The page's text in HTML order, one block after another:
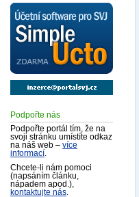
Podpořte nás
Podpořte portál tím, že na
svoji stránku umístíte odkaz
na náš web – více
informací
Chcete-li nám pomoci
(napsáním článku,
nápadem apod.),
kontaktujte nás